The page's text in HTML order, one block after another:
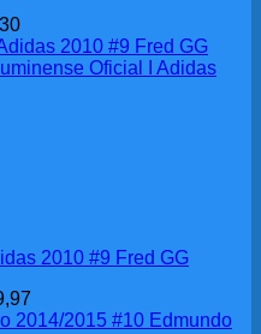
2010 #9 Fred GG